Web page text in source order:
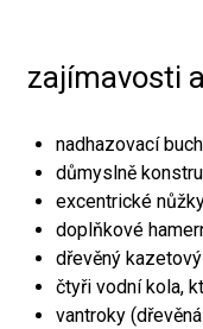
zajímavosti
nadhazovací
důmyslně
excentrické
doplňkové
dřevěný
čtyři vodní kola,
vantroky